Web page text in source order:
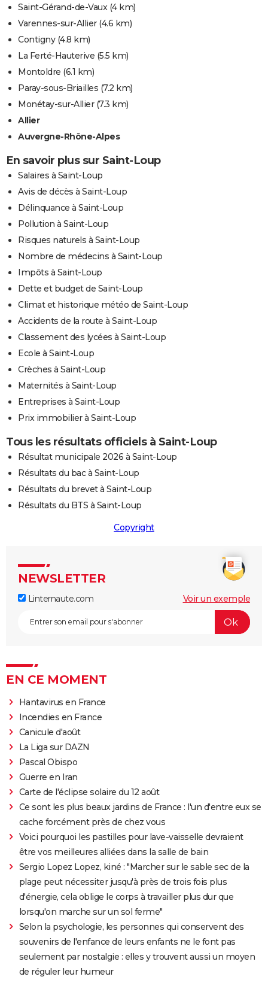
Saint-Gérand-de-Vaux(4 km)
Varennes-sur-Allier(4.6 km)
Contigny(4.8 km)
La Ferté-Hauterive (5.5 km)
Montoldre (6.1 km)
Paray-sous-Briailles (7.2 km)
Monétay-sur-Allier(7.3 km)
Allier
Auvergne-Rhône-Alpes
En savoir plus sur Saint-Loup
Salaires à Saint-Loup
Avis de décès à Saint-Loup
Délinquance à Saint-Loup
Pollution à Saint-Loup
Risques naturels à Saint-Loup
Nombre de médecins à Saint-Loup
Impôts à Saint-Loup
Dette et budget de Saint-Loup
Climat et historique météo de Saint-Loup
Accidents de la route à Saint-Loup
Classement des lycées à Saint-Loup
Ecole à Saint-Loup
Crèches à Saint-Loup
Maternités à Saint-Loup
Entreprises à Saint-Loup
Prix immobilier à Saint-Loup
Tous les résultats officiels à Saint-Loup
Résultat municipale 2026 à Saint-Loup
Résultats du bac à Saint-Loup
Résultats du brevet à Saint-Loup
Résultats du BTS à Saint-Loup
Copyright
NEWSLETTER
Linternaute.com Voir un exemple
EN CE MOMENT
Hantavirus en France
Incendies en France
Canicule d'août
La Liga sur DAZN
Pascal Obispo
Guerre en Iran
Carte de l'éclipse solaire du 12 août
Ce sont les plus beaux jardins de France : l'un d'entre eux se
cache forcément près de chez vous
Voici pourquoi les pastilles pour lave-vaisselle devraient
être vos meilleures alliées dans la salle de bain
Sergio Lopez Lopez, kiné : "Marcher sur le sable sec de la
plage peut nécessiter jusqu'à près de trois fois plus
d'énergie, cela oblige le corps à travailler plus dur que
lorsqu'on marche sur un sol ferme"
Selon la psychologie, les personnes qui conservent des
souvenirs de l'enfance de leurs enfants ne le font pas
seulement par nostalgie : elles y trouvent aussi un moyen
de réguler leur humeur